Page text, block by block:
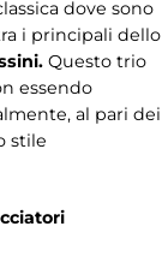
dove sono
i principali dello
Questo trio
essendo
al pari dei
stile